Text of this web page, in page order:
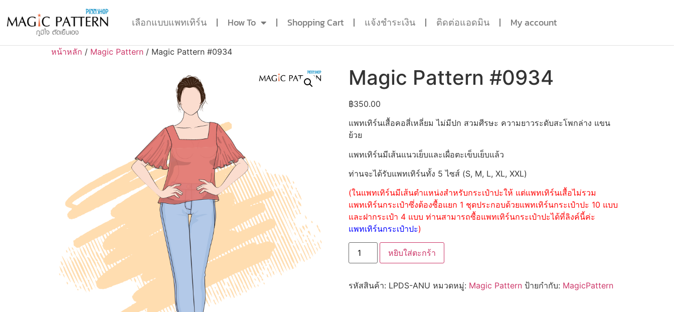
เลือกแบบแพทเทิร์น How To Shopping Cart แจ้งชำระเงิน ติดต่อแอดมิน My account
หน้าหลัก / Magic Pattern / Magic Pattern #0934
Magic Pattern #0934
฿350.00
แพทเทิร์นเสื้อคอสี่เหลี่ยม ไม่มีปก สวมศีรษะ ความยาวระดับสะโพกล่าง แขน
ย้วย
แพทเทิร์นมีเส้นแนวเย็บและเผื่อตะเข็บเย็บแล้ว
ท่านจะได้รับแพทเทิร์นทั้ง 5 ไซส์ (S, M, L, XL, XXL)
(ในแพทเทิร์นมีเส้นตำแหน่งสำหรับกระเป๋าปะให้ แต่แพทเทิร์นเสื้อไม่รวม
แพทเทิร์นกระเป๋าซึ่งต้องซื้อแยก 1 ชุดประกอบด้วยแพทเทิร์นกระเป๋าปะ 10 แบบ
และฝากระเป๋า 4 แบบ ท่านสามารถซื้อแพทเทิร์นกระเป๋าปะได้ที่ลิงค์นี้ค่ะ
แพทเทิร์นกระเป๋าปะ)
หยิบใส่ตะกร้า
รหัสสินค้า: LPDS-ANU หมวดหมู่: Magic Pattern ป้ายกำกับ: MagicPattern